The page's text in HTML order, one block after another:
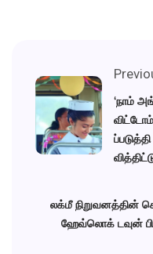
‘நாம்
லக்மீ நிறுவனத்தின்
ஹேவ்லொக் டவுன்